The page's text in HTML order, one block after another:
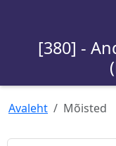
[380] -
Avaleht Mõisted